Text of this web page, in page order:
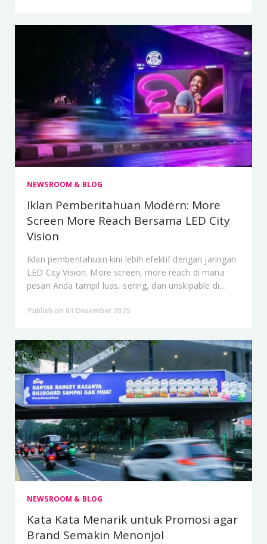
NEWSROOM & BLOG
Iklan Pemberitahuan Modern: More
Screen More Reach Bersama LED City
Vision
Iklan pemberitahuan kini lebih efektif dengan jaringan
LED City Vision. More screen, more reach di mana
pesan Anda tampil luas, sering, dan unskipable di
Publish on 01 Desember 2025
NEWSROOM & BLOG
Kata Kata Menarik untuk Promosi agar
Brand Semakin Menonjol